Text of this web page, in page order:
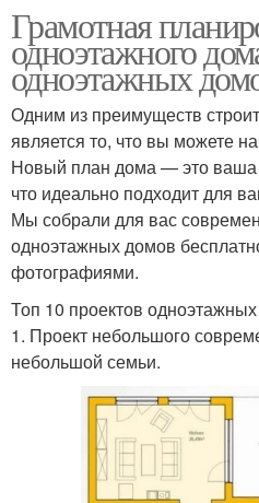
Грамотная
одноэтажного
одноэтажных
Одним из преимуществ
является то, что вы можете
Новый план дома — это ваша
что идеально подходит для
Мы собрали для вас
одноэтажных домов
фотографиями.
Топ 10 проектов
1. Проект небольшого
небольшой семьи.